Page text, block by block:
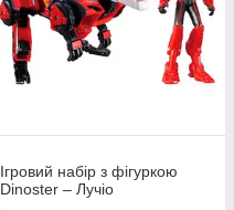
Ігровий набір з фігуркою
Dinoster – Лучіо